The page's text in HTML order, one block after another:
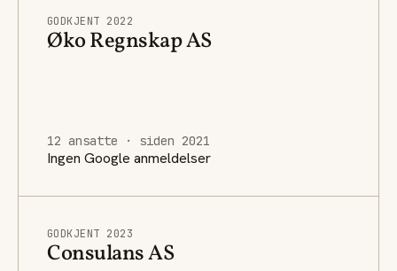
GODKJENT 2022
Øko Regnskap AS
12 ansatte · siden 2021
Ingen Google anmeldelser
GODKJENT 2023
Consulans AS